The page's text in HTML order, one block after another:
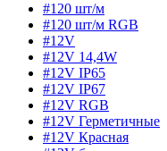
#120 шт/м
#120 шт/м RGB
#12V
#12V 14,4W
#12V IP65
#12V IP67
#12V RGB
#12V Герметичные
#12V Красная